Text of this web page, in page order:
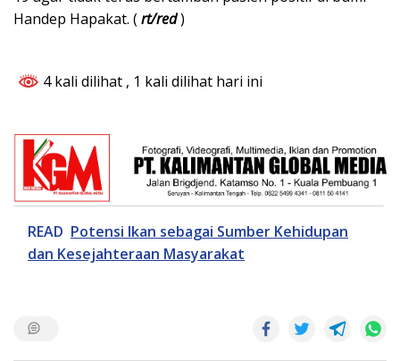
Handep Hapakat. (rt/red)
4 kali dilihat , 1 kali dilihat hari ini
READ Potensi Ikan sebagai Sumber Kehidupan
dan Kesejahteraan Masyarakat